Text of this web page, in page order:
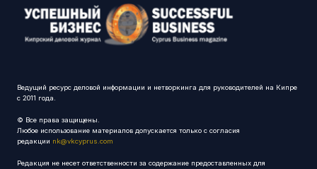
Ведущий ресурс деловой информации и нетворкинга для руководителей на Кипре
с 2011 года.
© Все права защищены.
Любое использование материалов допускается только с согласия
редакции nk@vkcyprus.com
Редакция не несет ответственности за содержание предоставленных для